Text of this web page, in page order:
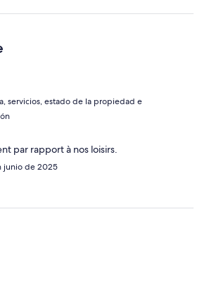
servicios, estado de la propiedad e
par rapport à nos loisirs.
junio de 2025